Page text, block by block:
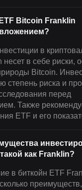
Bitcoin Franklin
в
в себе риски,
Bitcoin.
степень риска и
перед
Также
ETF и его
как Franklin?
в биткойн ETF